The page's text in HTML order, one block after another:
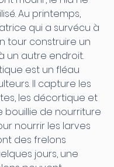
Au printemps,
qui a survécu à
tour construire un
un autre endroit.
est un fléau
Il capture les
les décortique et
de nourriture
nourrir les larves
des frelons
jours, une